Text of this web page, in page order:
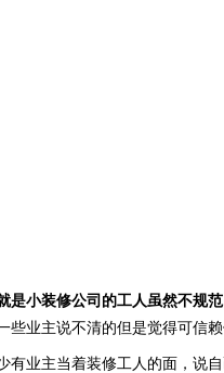
小装修公司的工人虽然不规范
业主说不清的但是觉得可信赖
业主当着装修工人的面，说自